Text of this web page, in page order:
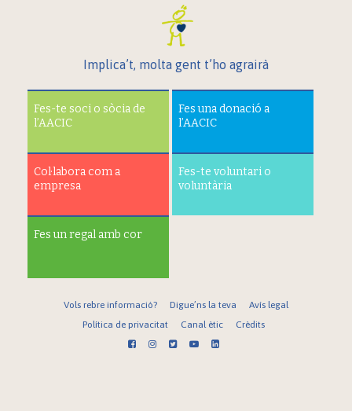
Implica’t, molta gent t’ho agrairà
Fes-te soci o sòcia de
l’AACIC
Fes una donació a
l’AACIC
Col·labora com a
empresa
Fes-te voluntari o
voluntària
Fes un regal amb cor
Vols rebre informació? Digue’ns la teva
Avís legal
Política de privacitat
Canal ètic Crèdits